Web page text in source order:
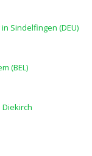
Sindelfingen (DEU)
(BEL)
Diekirch